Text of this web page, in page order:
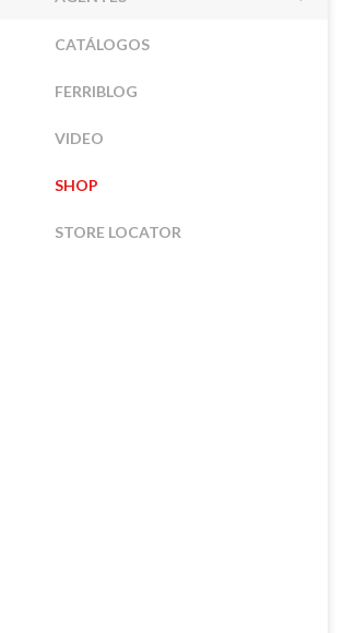
CATÁLOGOS
FERRIBLOG
VIDEO
SHOP
STORE LOCATOR